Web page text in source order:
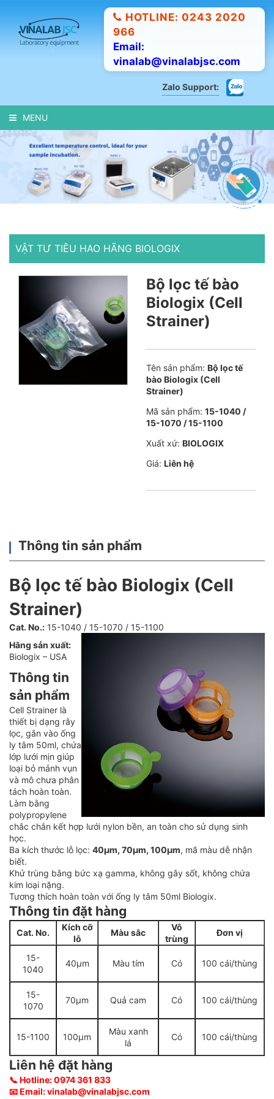
HOTLINE: 0243 2020
966
Email:
vinalab@vinalabjsc.com
Zalo Support:
MENU
VẬT TƯ TIÊU HAO HÃNG BIOLOGIX
Bộ lọc tế bào
Biologix (Cell
Strainer)
Tên sản phẩm: Bộ lọc tế
bào Biologix (Cell
Strainer)
Mã sản phẩm: 15-1040 /
15-1070 / 15-1100
Xuất xứ: BIOLOGIX
Giá: Liên hệ
Thông tin sản phẩm
Bộ lọc tế bào Biologix (Cell
Strainer)
Cat. No.: 15-1040 / 15-1070 / 15-1100
Hãng sản xuất:
Biologix – USA
Thông tin
sản phẩm
Cell Strainer là
thiết bị dạng rây
lọc, gắn vào ống
ly tâm 50ml, chứa
lớp lưới mịn giúp
loại bỏ mảnh vụn
và mô chưa phân
tách hoàn toàn.
Làm bằng
polypropylene
chắc chắn kết hợp lưới nylon bền, an toàn cho sử dụng sinh
học.
Ba kích thước lỗ lọc: 40μm, 70μm, 100μm, mã màu dễ nhận
biết.
Khử trùng bằng bức xạ gamma, không gây sốt, không chứa
kim loại nặng.
Tương thích hoàn toàn với ống ly tâm 50ml Biologix.
Thông tin đặt hàng
Cat. No.
Kích cỡ
lỗ
Màu sắc
Vô
trùng
Đơn vị
15-
1040
40μm Màu tím Có 100 cái/thùng
15-
1070
70μm Quả cam Có 100 cái/thùng
15-1100 100μm
Màu xanh
lá
Có 100 cái/thùng
Liên hệ đặt hàng
📞 Hotline: 0974 361 833
📧 Email:vinalab@vinalabjsc.com